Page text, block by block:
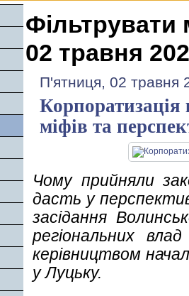
Фільтрувати
02 травня
П'ятниця, 02 травня
міфів та
Чому прийняли
дасть у
засідання
регіональних
керівництвом
у Луцьку.